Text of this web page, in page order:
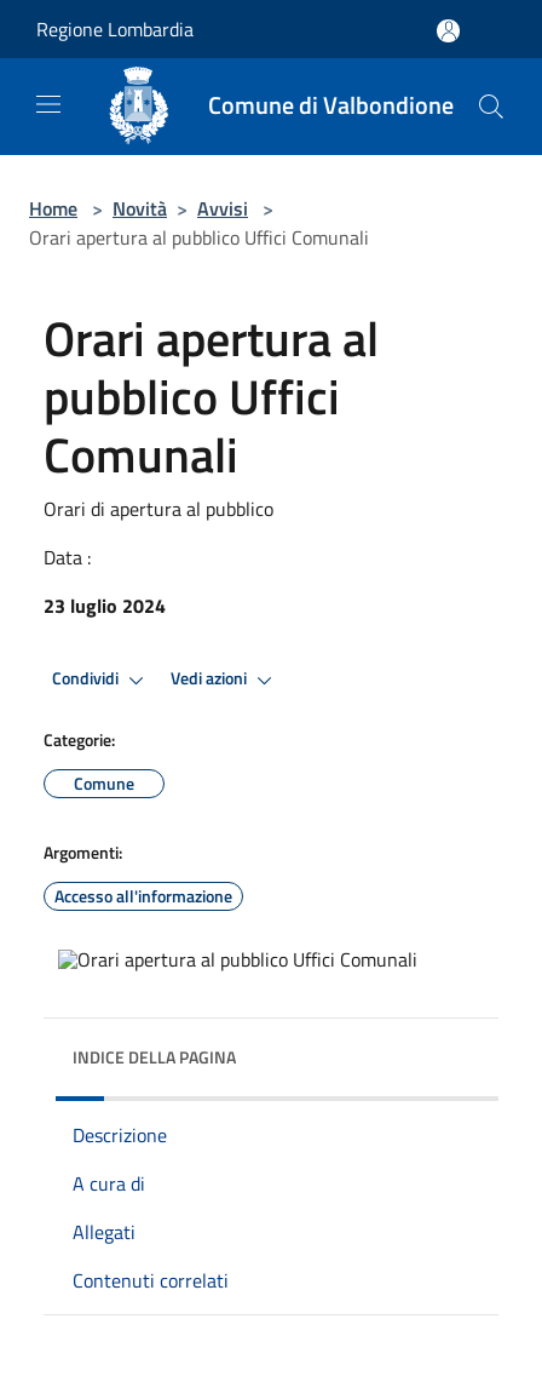
Regione Lombardia
Comune di Valbondione
Home > Novità > Avvisi >
Orari apertura al pubblico Uffici Comunali
Orari apertura al
pubblico Uffici
Comunali
Orari di apertura al pubblico
Data :
23 luglio 2024
Condividi Vedi azioni
Categorie:
Comune
Argomenti:
Accesso all'informazione
INDICE DELLA PAGINA
Descrizione
A cura di
Allegati
Contenuti correlati